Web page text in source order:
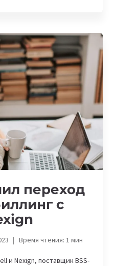
переход
с
Время чтения: 1мин
и Nexign, поставщик BSS-